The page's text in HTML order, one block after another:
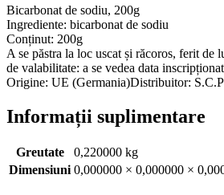
Bicarbonat de sodiu, 200g
Ingrediente: bicarbonat de sodiu
Conținut: 200g
A se păstra la loc uscat și răcoros, ferit de
de valabilitate: a se vedea data
Origine: UE (Germania)Distribuitor:
Informații suplimentare
Greutate
0,220000 kg
Dimensiuni 0,000000 × 0,000000 ×